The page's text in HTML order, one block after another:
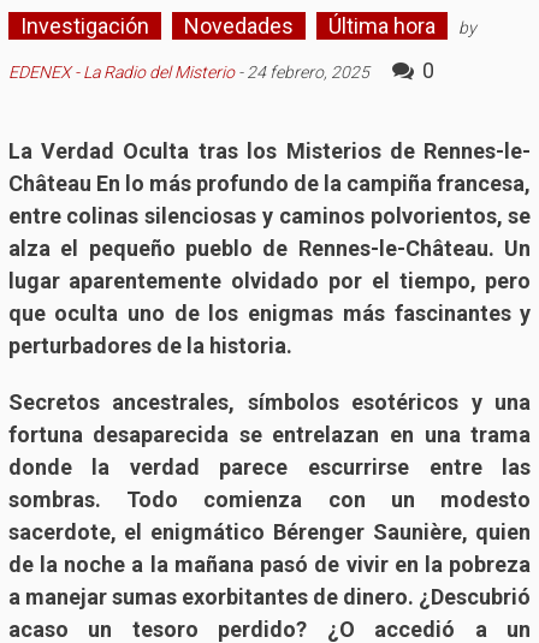
Investigación Novedades Última hora by
EDENEX - La Radio del Misterio- 24 febrero, 2025 0
La Verdad Oculta tras los Misterios de Rennes-le-
Château En lo más profundo de la campiña francesa,
entre colinas silenciosas y caminos polvorientos, se
alza el pequeño pueblo de Rennes-le-Château. Un
lugar aparentemente olvidado por el tiempo, pero
que oculta uno de los enigmas más fascinantes y
perturbadores de la historia.
Secretos ancestrales, símbolos esotéricos y una
fortuna desaparecida se entrelazan en una trama
donde la verdad parece escurrirse entre las
sombras. Todo comienza con un modesto
sacerdote, el enigmático Bérenger Saunière, quien
de la noche a la mañana pasó de vivir en la pobreza
a manejar sumas exorbitantes de dinero. ¿Descubrió
acaso un tesoro perdido? ¿O accedió a un